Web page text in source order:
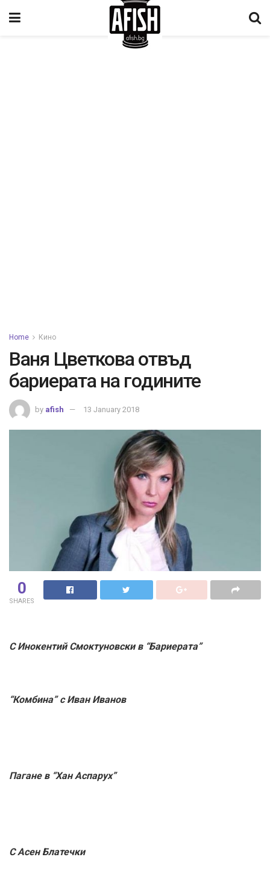
Home Кино
Ваня Цветкова отвъд
бариерата на годините
by afish 13 January 2018
0
SHARES
С Инокентий Смоктуновски в “Бариерата”
“Комбина” с Иван Иванов
Пагане в “Хан Аспарух”
С Асен Блатечки